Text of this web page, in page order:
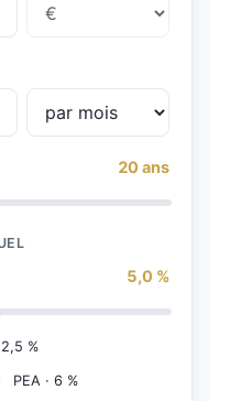
20 ans
5,0 %
%
PEA · 6 %